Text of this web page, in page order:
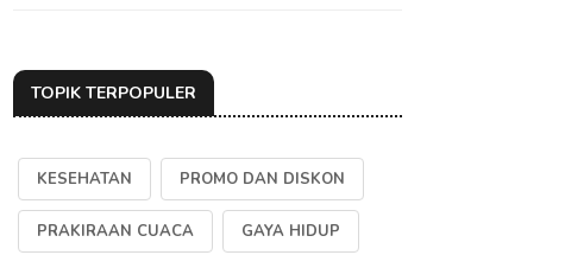
TOPIK TERPOPULER
KESEHATAN PROMO DAN DISKON
PRAKIRAAN CUACA GAYA HIDUP